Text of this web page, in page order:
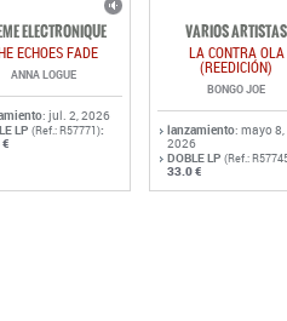
: jul. 2, 2026
LP(Ref.: R57771):
€
lanzamiento: mayo 8,
2026
DOBLE LP(Ref.: R57745)
33.0 €